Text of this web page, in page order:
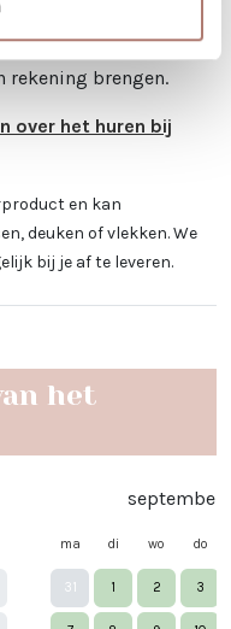
gebeuren. Helaas
rekening brengen.
over het huren bij
en kan
deuken of vlekken. We
bij je af te leveren.
het
september
ma di wo do
31 1 2 3